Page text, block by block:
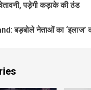
चेतावनी, पड़ेगी कड़ाके की ठंड
बड़बोले नेताओं का ‘इलाज’